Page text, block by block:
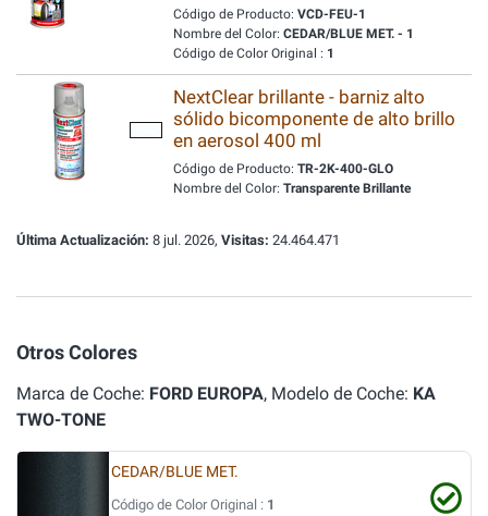
Código de Producto: VCD-FEU-1
Nombre del Color: CEDAR/BLUE MET. - 1
Código de Color Original : 1
NextClear brillante - barniz alto
sólido bicomponente de alto brillo
en aerosol 400 ml
Código de Producto: TR-2K-400-GLO
Nombre del Color: Transparente Brillante
Última Actualización: 8 jul. 2026, Visitas: 24.464.471
Otros Colores
Marca de Coche: FORD EUROPA, Modelo de Coche: KA
TWO-TONE
CEDAR/BLUE MET.
Código de Color Original : 1